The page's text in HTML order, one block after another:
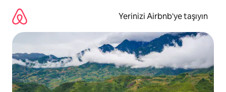
Yerinizi Airbnb'ye taşıyın